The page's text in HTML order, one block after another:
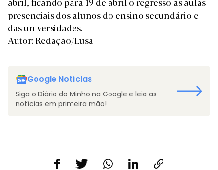
presenciais dos alunos do ensino secundário e
das universidades.
Autor: Redação/Lusa
Google Notícias
Siga o Diário do Minho na Google e leia as
notícias em primeira mão!